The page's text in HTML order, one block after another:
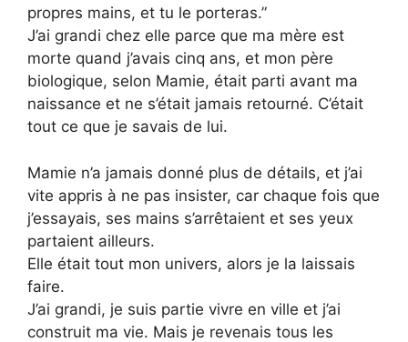
propres mains, et tu le porteras.”
J’ai grandi chez elle parce que ma mère est
morte quand j’avais cinq ans, et mon père
biologique, selon Mamie, était parti avant ma
naissance et ne s’était jamais retourné. C’était
tout ce que je savais de lui.
Mamie n’a jamais donné plus de détails, et j’ai
vite appris à ne pas insister, car chaque fois que
j’essayais, ses mains s’arrêtaient et ses yeux
partaient ailleurs.
Elle était tout mon univers, alors je la laissais
faire.
J’ai grandi, je suis partie vivre en ville et j’ai
construit ma vie. Mais je revenais tous les